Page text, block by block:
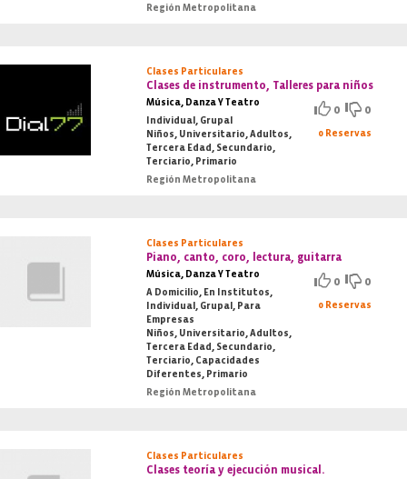
Región Metropolitana
Clases Particulares
Clases de instrumento, Talleres para niños
Música, Danza Y Teatro
Individual, Grupal
Niños, Universitario, Adultos,
Tercera Edad, Secundario,
Terciario, Primario
Región Metropolitana
0 0
0 Reservas
Clases Particulares
Piano, canto, coro, lectura, guitarra
Música, Danza Y Teatro
A Domicilio, En Institutos,
Individual, Grupal, Para
Empresas
Niños, Universitario, Adultos,
Tercera Edad, Secundario,
Terciario, Capacidades
Diferentes, Primario
Región Metropolitana
0 0
0 Reservas
Clases Particulares
Clases teoría y ejecución musical.